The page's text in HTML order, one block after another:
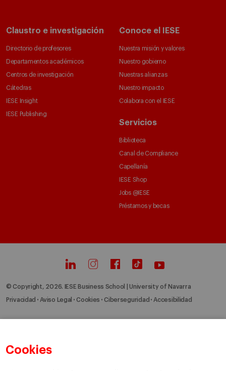
Cookies
Claustro e investigación
Directorio de profesores
Departamentos académicos
Centros de investigación
Cátedras
IESE Insight
IESE Publishing
Conoce el IESE
Nuestra misión y valores
Nuestro gobierno
Nuestras alianzas
Nuestro impacto
Colabora con el IESE
Servicios
Biblioteca
Canal de Compliance
Capellanía
IESE Shop
Jobs @IESE
Préstamos y becas
© Copyright, 2026. IESE Business School | University of Navarra
Privacidad Aviso Legal Cookies Ciberseguridad Accesibilidad